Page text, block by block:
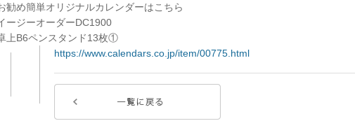
勧め簡単オリジナルカレンダーはこちら
ージーオーダーDC1900
上B6ペンスタンド13枚①
https://www.calendars.co.jp/item/00775.html